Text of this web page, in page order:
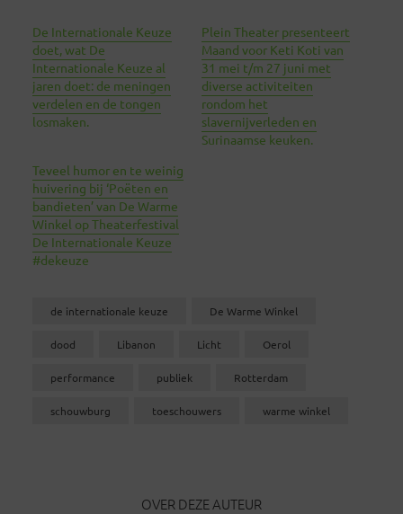
De Internationale Keuze
doet, wat De
Internationale Keuze al
jaren doet: de meningen
verdelen en de tongen
losmaken.
Plein Theater presenteert
Maand voor Keti Koti van
31 mei t/m 27 juni met
diverse activiteiten
rondom het
slavernijverleden en
Surinaamse keuken.
Teveel humor en te weinig
huivering bij ‘Poëten en
bandieten’ van De Warme
Winkel op Theaterfestival
De Internationale Keuze
#dekeuze
de internationale keuze De Warme Winkel
dood Libanon Licht Oerol
performance publiek Rotterdam
schouwburg toeschouwers warme winkel
OVER DEZE AUTEUR